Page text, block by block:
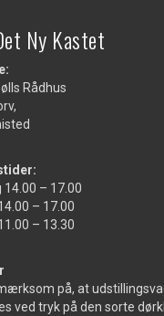
Ny Kastet
Rådhus
14.00 – 17.00
– 17.00
– 13.30
på, at
ved tryk på den sorte